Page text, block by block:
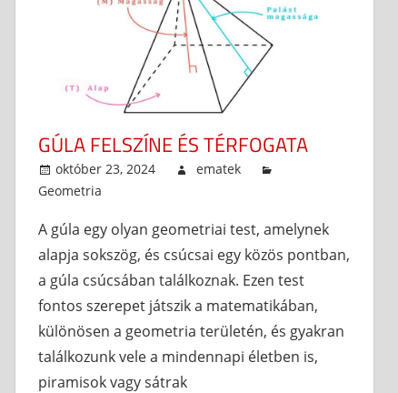
GÚLA FELSZÍNE ÉS TÉRFOGATA
október 23, 2024
ematek
Geometria
A gúla egy olyan geometriai test, amelynek
alapja sokszög, és csúcsai egy közös pontban,
a gúla csúcsában találkoznak. Ezen test
fontos szerepet játszik a matematikában,
különösen a geometria területén, és gyakran
találkozunk vele a mindennapi életben is,
piramisok vagy sátrak